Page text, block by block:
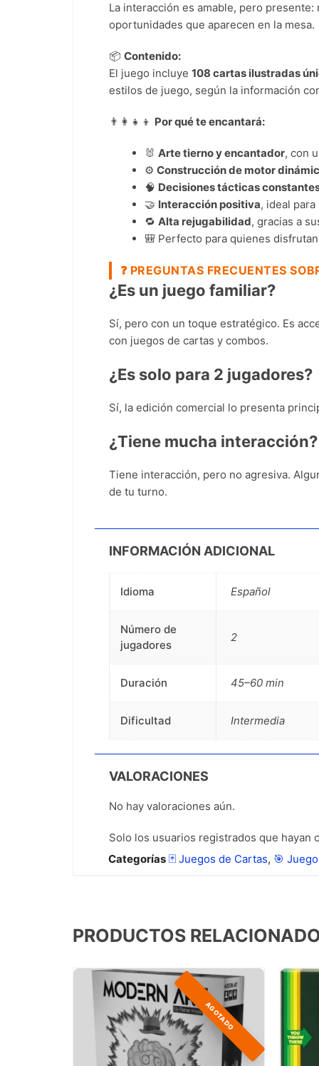
La interacción es amable, pero
oportunidades que aparecen en la mesa.
📦 Contenido:
El juego incluye 108 cartas ilustradas
estilos de juego, según la información
👨‍👩‍👧‍👦 Por qué te encantará:
🐰 Arte tierno y encantador, con
⚙️ Construcción de motor
🧠 Decisiones tácticas
🤝 Interacción positiva, ideal
🔁 Alta rejugabilidad, gracias a
🎒 Perfecto para quienes
❓ PREGUNTAS FRECUENTES
¿Es un juego familiar?
Sí, pero con un toque estratégico. Es
con juegos de cartas y combos.
¿Es solo para 2 jugadores?
Sí, la edición comercial lo presenta
¿Tiene mucha interacción?
Tiene interacción, pero no agresiva.
de tu turno.
INFORMACIÓN ADICIONAL
Idioma Español
Número de
jugadores
2
Duración 45–60 min
Dificultad Intermedia
VALORACIONES
No hay valoraciones aún.
Solo los usuarios registrados que hayan
Categorías 🃏 Juegos de Cartas, 🎯
PRODUCTOS